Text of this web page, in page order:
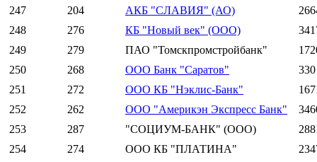
247
204 АКБ "СЛАВИЯ" (АО)
248
276 КБ "Новый век" (ООО)
249
279 ПАО "Томскпромстройбанк"
250
268 ООО Банк "Саратов"
330
251
272 ООО КБ "Нэклис-Банк"
252
262 ООО "Америкэн Экспресс Банк"
253
287 "СОЦИУМ-БАНК" (ООО)
254
274 ООО КБ "ПЛАТИНА"